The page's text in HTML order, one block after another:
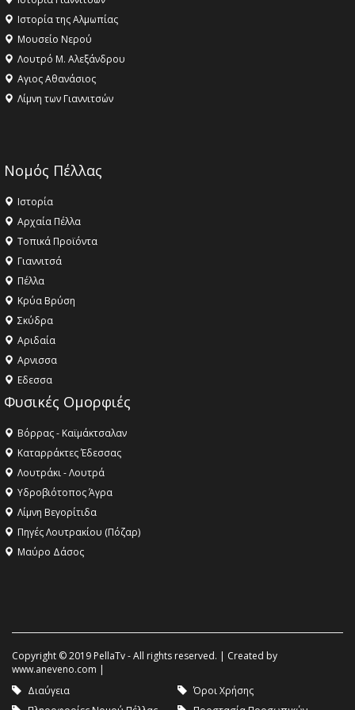
Ιστορία της Αλμωπίας
Μουσείο Νερού
Λουτρό Μ. Αλεξάνδρου
Αγιος Αθανάσιος
Λίμνη των Γιαννιτσών
Νομός Πέλλας
Ιστορία
Αρχαία Πέλλα
Τοπικά Προϊόντα
Γιαννιτσά
Πέλλα
Κρύα Βρύση
Σκύδρα
Αριδαία
Aρνισσα
Eδεσσα
Φυσικές Ομορφιές
Βόρρας - Καϊμάκτσαλαν
Καταρράκτες Έδεσσας
Λουτράκι - Λουτρά
Υδροβιότοπος Άγρα
Λίμνη Βεγορίτιδα
Πηγές Λουτρακίου (Πόζαρ)
Μαύρο Δάσος
Copyright © 2019 PellaTv - All rights reserved. | Created by
www.aneveno.com |
Διαύγεια
Όροι Χρήσης